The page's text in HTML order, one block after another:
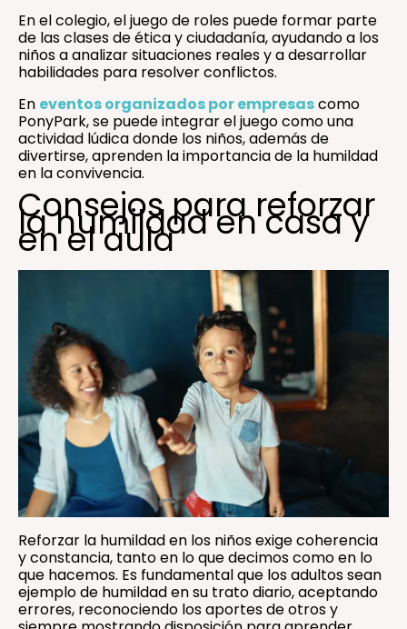
En el colegio, el juego de roles puede formar parte
de las clases de ética y ciudadanía, ayudando a los
niños a analizar situaciones reales y a desarrollar
habilidades para resolver conflictos.
En eventos organizados por empresascomo
PonyPark, se puede integrar el juego como una
actividad lúdica donde los niños, además de
divertirse, aprenden la importancia de la humildad
en la convivencia.
Consejos para reforzar
la humildad en casa y
en el aula
Reforzar la humildad en los niños exige coherencia
y constancia, tanto en lo que decimos como en lo
que hacemos. Es fundamental que los adultos sean
ejemplo de humildad en su trato diario, aceptando
errores, reconociendo los aportes de otros y